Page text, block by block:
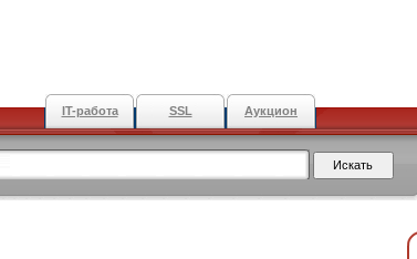
IT-работа SSL Аукцион